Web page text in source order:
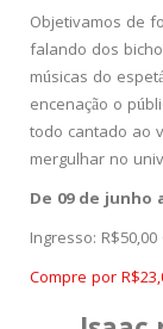
Objetivamos de
falando dos
músicas do
encenação o
todo cantado ao
mergulhar no
De 09 de junho
Ingresso:
Compre por